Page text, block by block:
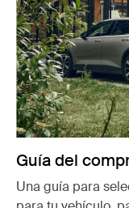
Guía del
Una guía para